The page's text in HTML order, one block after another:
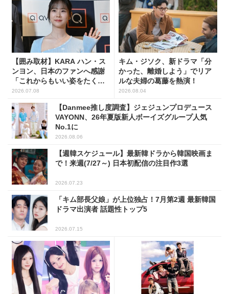
【囲み取材】KARA ハン・ス
ンヨン、日本のファンへ感謝
「これからもいい姿をたくさ
ん見せたい」
2026.07.08
キム・ジソク、新ドラマ「分
かった、離婚しよう」でリア
ルな夫婦の葛藤を熱演！
2026.08.04
【Danmee推し度調査】ジェジュンプロデュース
VAYONN、26年夏版新人ボーイズグループ人気
No.1に
2026.08.06
【週韓スケジュール】最新韓ドラから韓国映画ま
で！来週(7/27～) 日本初配信の注目作3選
2026.07.23
「キム部長父娘」が上位独占！7月第2週 最新韓国
ドラマ出演者 話題性トップ5
2026.07.15